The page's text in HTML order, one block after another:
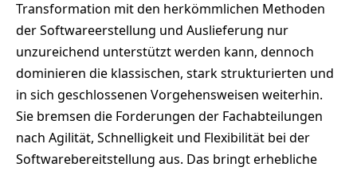
Transformation mit den herkömmlichen Methoden
der Softwareerstellung und Auslieferung nur
unzureichend unterstützt werden kann, dennoch
dominieren die klassischen, stark strukturierten und
in sich geschlossenen Vorgehensweisen weiterhin.
Sie bremsen die Forderungen der Fachabteilungen
nach Agilität, Schnelligkeit und Flexibilität bei der
Softwarebereitstellung aus. Das bringt erhebliche